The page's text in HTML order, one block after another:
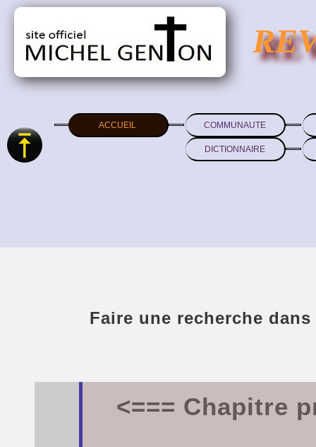
ACCUEIL COMMUNAUTE
DICTIONNAIRE
Faire une recherche
<=== Chapitre